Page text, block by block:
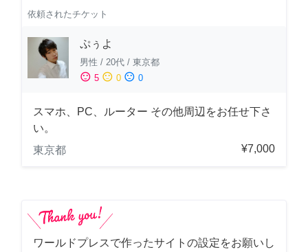
依頼されたチケット
ぷぅよ
男性 / 20代 / 東京都
sentiment_satisfied 5 sentiment_neutral 0 sentiment_dissatisfied 0
スマホ、PC、ルーター その他周辺をお任せ下さ
い。
東京都
¥7,000
ワールドプレスで作ったサイトの設定をお願いし